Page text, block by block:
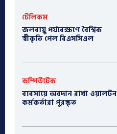
টেলিকম
জলবায়ু পর্যবেক্ষণে বৈশ্বিক
স্বীকৃতি পেল বিএসসিএল
কম্পিউটেক
ব্যবসায়ে অবদান রাখা ওয়ালটন
কর্মকর্তারা পুরস্কৃত